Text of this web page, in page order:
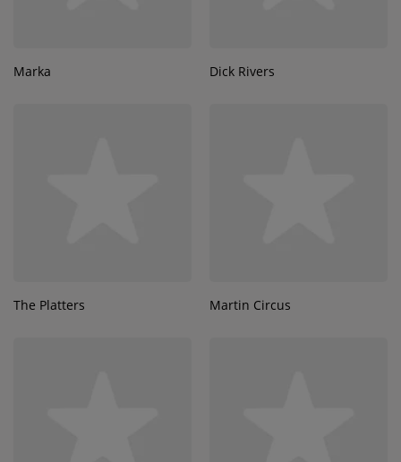
Marka Dick Rivers
The Platters Martin Circus